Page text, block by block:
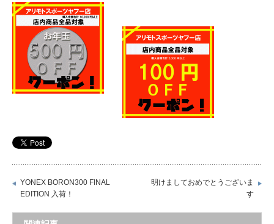
YONEX BORON300 FINAL
EDITION 入荷！
明けましておめでとうございま
す